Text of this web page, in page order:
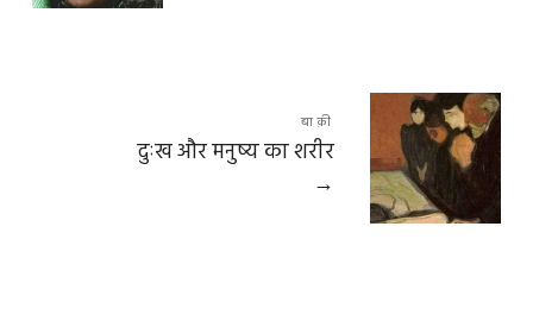
बाक़ी
दुःख और मनुष्य का शरीर
→